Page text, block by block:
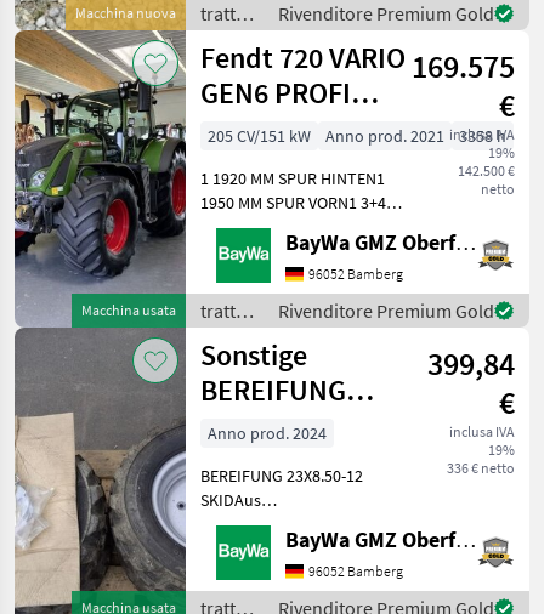
Macchina nuova
trattori
/ Fendt
Rivenditore Premium Gold
Macchina usata
Fendt 720 VARIO
GEN6 PROFI
PLUS
169.575
€
inclusa IVA
19%
142.500 €
netto
205 CV/151 kW Anno prod. 2021
3358 h
1 1920 MM SPUR HINTEN1
1950 MM SPUR VORN1 3+4
KREIS/MEHRFACHK.SCHLEPP1
40 KM/H - AUSFÜHRUNG1
AB-SCHEINWERFER A-
SÄULE+KOTFLÜGEL HINTEN
LED1 AB-SCHEINWERFER
DACH HINTE
BayWa GMZ Oberfranken
96052 Bamberg
trattori
/ Fendt
Rivenditore Premium Gold
Macchina usata
Sonstige
BEREIFUNG
23X8.50-12 SKI
399,84
€
inclusa IVA
19%
336 € netto
Anno prod. 2024
BEREIFUNG 23X8.50-12
SKIDAus
Umbereifung.Lagerort
BayWa Döbeln. trattori Altri
BayWa GMZ Oberfranken
96052 Bamberg
trattori Rivenditore Premium Gold